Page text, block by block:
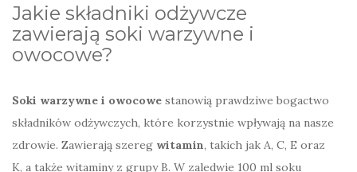
Jakie składniki odżywcze
zawierają soki warzywne i
owocowe?
Soki warzywne i owocowe stanowią prawdziwe bogactwo
składników odżywczych, które korzystnie wpływają na nasze
zdrowie. Zawierają szereg witamin, takich jak A, C, E oraz
K, a także witaminy z grupy B. W zaledwie 100 ml soku